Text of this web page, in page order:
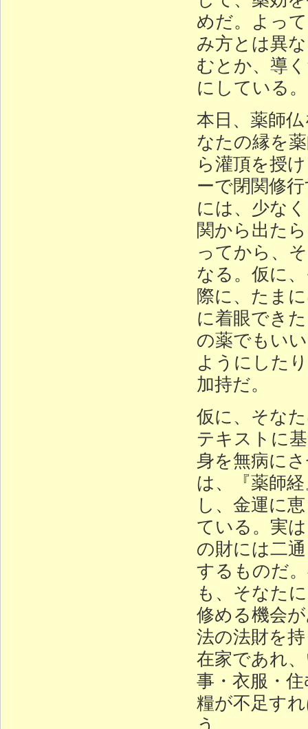
めだ。よっ
み方とは異
むとか、導
にしている
本日、薬師
なたの縁を
ら灌頂を授
ーで閉関修
には、少な
関から出た
ってから、
なる。仮に
際に、たま
に着眼でき
の薬でもい
ようにした
加持だ。
仮に、そな
テキストに
身を無病に
は、『薬師
し、金運に
ている。実
の財には二
するものだ
も、そなた
修める機会
法の法財を
在家であれ
事・衣服・
糧が不足す
う。